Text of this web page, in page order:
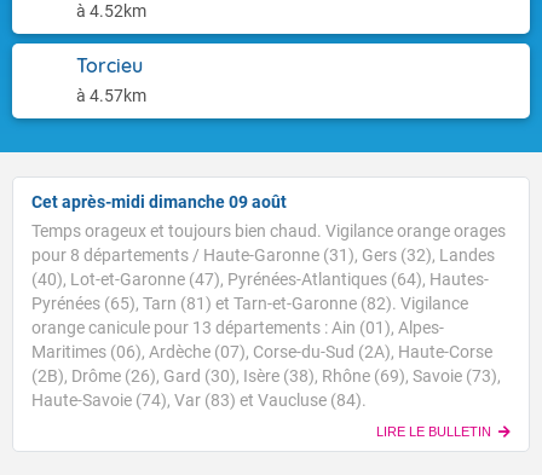
à 4.52km
Torcieu
à 4.57km
Cet après-midi dimanche 09 août
Temps orageux et toujours bien chaud. Vigilance orange orages
pour 8 départements / Haute-Garonne (31), Gers (32), Landes
(40), Lot-et-Garonne (47), Pyrénées-Atlantiques (64), Hautes-
Pyrénées (65), Tarn (81) et Tarn-et-Garonne (82). Vigilance
orange canicule pour 13 départements : Ain (01), Alpes-
Maritimes (06), Ardèche (07), Corse-du-Sud (2A), Haute-Corse
(2B), Drôme (26), Gard (30), Isère (38), Rhône (69), Savoie (73),
Haute-Savoie (74), Var (83) et Vaucluse (84).
LIRE LE BULLETIN
Voici les températures relevées à 10h suivies des
maximales prévues cet après-midi : Brest : 20/27 Paris
: 23/34 Lyon : 25/37 Biarritz : 24/27 Cherbourg : 24/27
Tours : 27/34 Clermont-Fd : 29/34 Perpignan : 29/32